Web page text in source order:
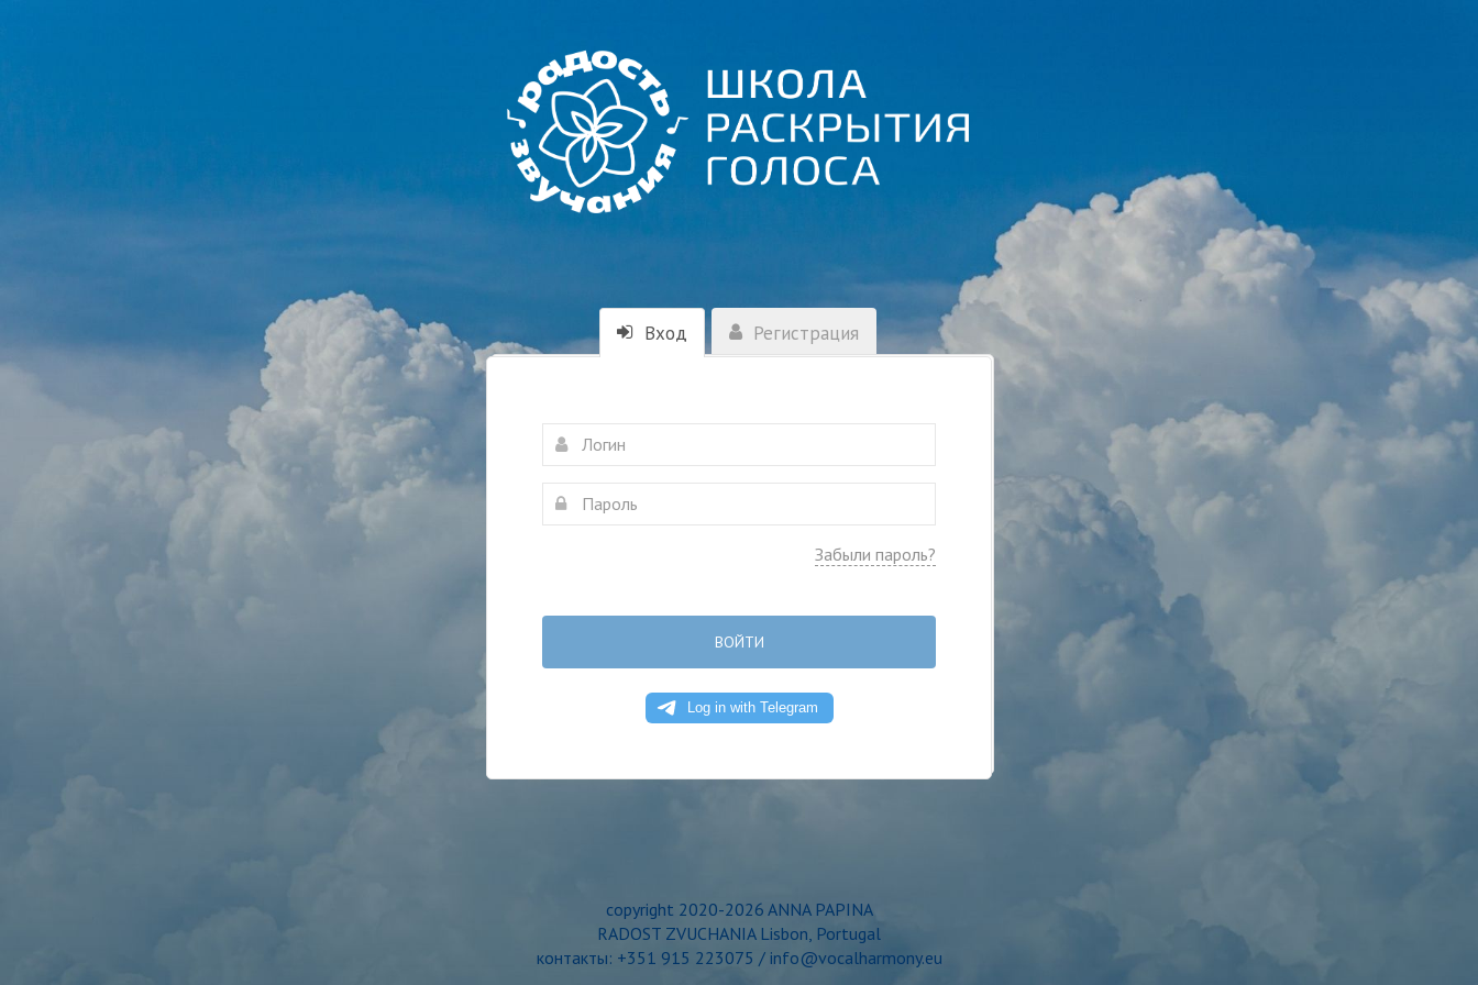
Вход Регистрация
Забыли пароль?
ВОЙТИ
copyright 2020-2026 ANNA PAPINA
RADOST ZVUCHANIA Lisbon, Portugal
контакты: +351 915 223075 / info@vocalharmony.eu